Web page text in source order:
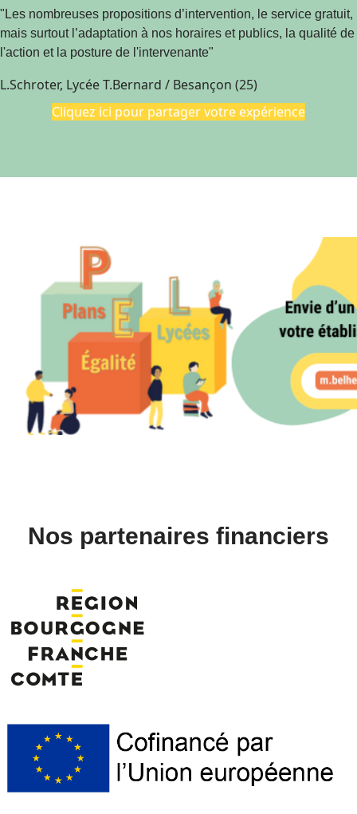
"Les nombreuses propositions d’intervention, le service gratuit,
mais surtout l’adaptation à nos horaires et publics, la qualité de
l'action et la posture de l'intervenante"
L.Schroter, Lycée T.Bernard / Besançon (25)
Cliquez ici pour partager votre expérience
Nos partenaires financiers